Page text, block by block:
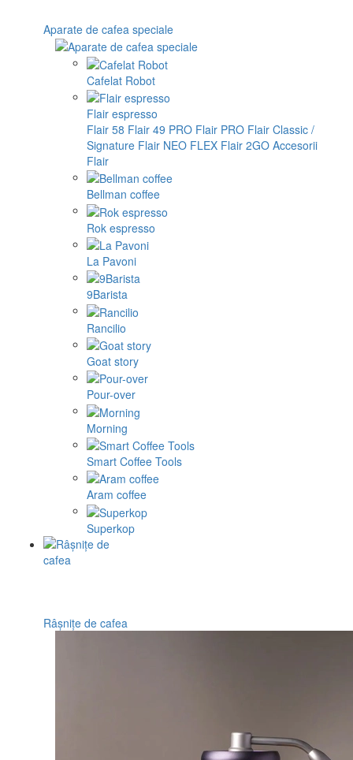
Aparate de cafea speciale
Cafelat Robot
Flair espresso
Flair 58 Flair 49 PRO Flair PRO Flair Classic /
Signature Flair NEO FLEX Flair 2GO Accesorii
Flair
Bellman coffee
Rok espresso
La Pavoni
9Barista
Rancilio
Goat story
Pour-over
Morning
Smart Coffee Tools
Aram coffee
Superkop
Râșnițe de cafea